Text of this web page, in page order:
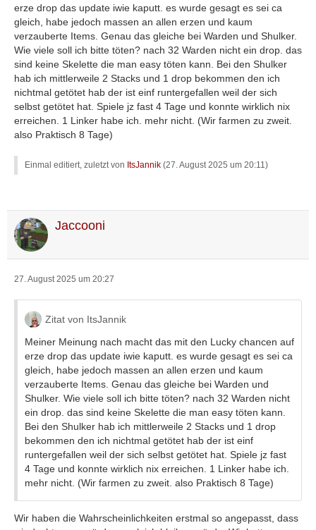
erze drop das update iwie kaputt. es wurde gesagt es sei ca
gleich, habe jedoch massen an allen erzen und kaum
verzauberte Items. Genau das gleiche bei Warden und Shulker.
Wie viele soll ich bitte töten? nach 32 Warden nicht ein drop. das
sind keine Skelette die man easy töten kann. Bei den Shulker
hab ich mittlerweile 2 Stacks und 1 drop bekommen den ich
nichtmal getötet hab der ist einf runtergefallen weil der sich
selbst getötet hat. Spiele jz fast 4 Tage und konnte wirklich nix
erreichen. 1 Linker habe ich. mehr nicht. (Wir farmen zu zweit.
also Praktisch 8 Tage)
Einmal editiert, zuletzt von ItsJannik (27. August 2025 um 20:11)
Jaccooni
27. August 2025 um 20:27
Zitat von ItsJannik
Meiner Meinung nach macht das mit den Lucky chancen auf
erze drop das update iwie kaputt. es wurde gesagt es sei ca
gleich, habe jedoch massen an allen erzen und kaum
verzauberte Items. Genau das gleiche bei Warden und
Shulker. Wie viele soll ich bitte töten? nach 32 Warden nicht
ein drop. das sind keine Skelette die man easy töten kann.
Bei den Shulker hab ich mittlerweile 2 Stacks und 1 drop
bekommen den ich nichtmal getötet hab der ist einf
runtergefallen weil der sich selbst getötet hat. Spiele jz fast
4 Tage und konnte wirklich nix erreichen. 1 Linker habe ich.
mehr nicht. (Wir farmen zu zweit. also Praktisch 8 Tage)
Wir haben die Wahrscheinlichkeiten erstmal so angepasst, dass